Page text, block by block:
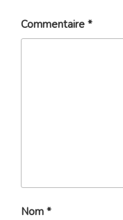
Commentaire *
Nom *